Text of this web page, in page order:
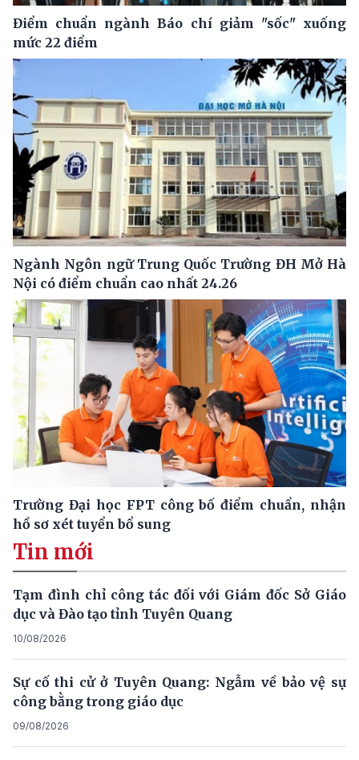
Điểm chuẩn ngành Báo chí giảm "sốc" xuống
mức 22 điểm
Ngành Ngôn ngữ Trung Quốc Trường ĐH Mở Hà
Nội có điểm chuẩn cao nhất 24.26
Trường Đại học FPT công bố điểm chuẩn, nhận
hồ sơ xét tuyển bổ sung
Tin mới
Tạm đình chỉ công tác đối với Giám đốc Sở Giáo
dục và Đào tạo tỉnh Tuyên Quang
10/08/2026
Sự cố thi cử ở Tuyên Quang: Ngẫm về bảo vệ sự
công bằng trong giáo dục
09/08/2026